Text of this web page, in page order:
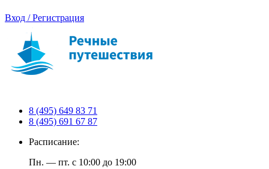
Вход / Регистрация
8 (495) 649 83 71
8 (495) 691 67 87
Расписание:
Пн. — пт. с 10:00 до 19:00